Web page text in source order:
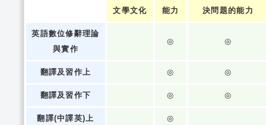
文學文化
能力
決問題的能力
英語數位修辭理論
與實作
◎ ◎
翻譯及習作上 ◎ ◎
翻譯及習作下 ◎ ◎
翻譯(中譯英)上 ◎